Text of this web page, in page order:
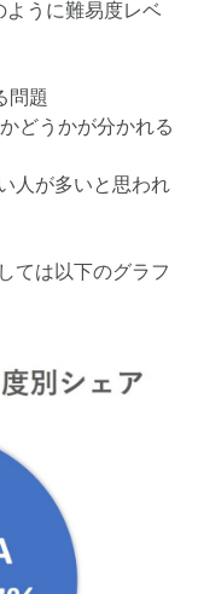
うに難易度レベ
問題
どうかが分かれる
人が多いと思われ
ては以下のグラフ